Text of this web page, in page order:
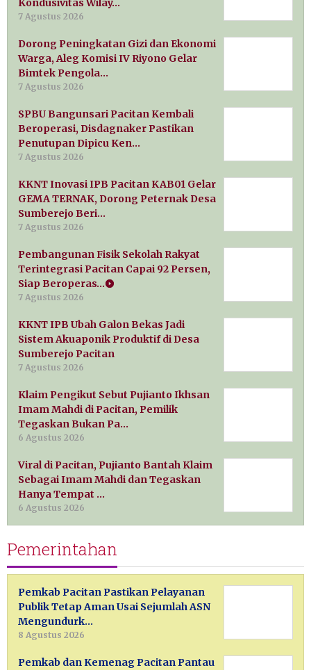
Kondusivitas Wilay…
7 Agustus 2026
Dorong Peningkatan Gizi dan Ekonomi
Warga, Aleg Komisi IV Riyono Gelar
Bimtek Pengola…
7 Agustus 2026
SPBU Bangunsari Pacitan Kembali
Beroperasi, Disdagnaker Pastikan
Penutupan Dipicu Ken…
7 Agustus 2026
KKNT Inovasi IPB Pacitan KAB01 Gelar
GEMA TERNAK, Dorong Peternak Desa
Sumberejo Beri…
7 Agustus 2026
Pembangunan Fisik Sekolah Rakyat
Terintegrasi Pacitan Capai 92 Persen,
Siap Beroperas…
7 Agustus 2026
KKNT IPB Ubah Galon Bekas Jadi
Sistem Akuaponik Produktif di Desa
Sumberejo Pacitan
7 Agustus 2026
Klaim Pengikut Sebut Pujianto Ikhsan
Imam Mahdi di Pacitan, Pemilik
Tegaskan Bukan Pa…
6 Agustus 2026
Viral di Pacitan, Pujianto Bantah Klaim
Sebagai Imam Mahdi dan Tegaskan
Hanya Tempat …
6 Agustus 2026
Pemerintahan
Pemkab Pacitan Pastikan Pelayanan
Publik Tetap Aman Usai Sejumlah ASN
Mengundurk…
8 Agustus 2026
Pemkab dan Kemenag Pacitan Pantau